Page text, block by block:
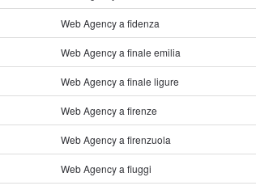
Web Agency a fidenza
Web Agency a finale emilia
Web Agency a finale ligure
Web Agency a firenze
Web Agency a firenzuola
Web Agency a fiuggi